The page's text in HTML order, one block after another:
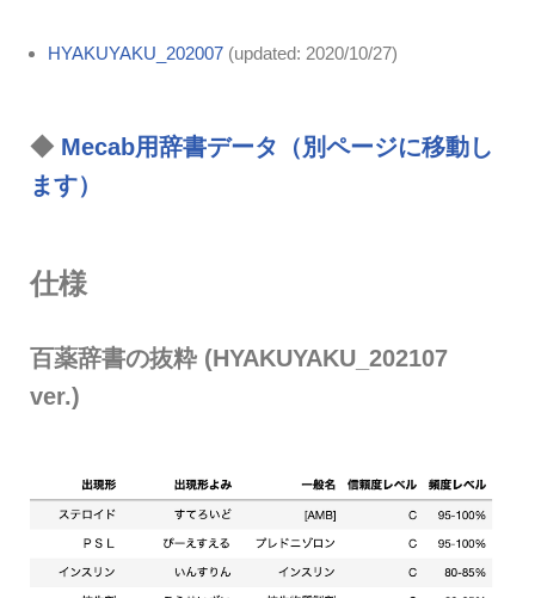
HYAKUYAKU_202007 (updated: 2020/10/27)
◆ Mecab用辞書データ（別ページに移動し
ます）
仕様
百薬辞書の抜粋 (HYAKUYAKU_202107
ver.)